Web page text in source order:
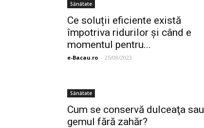
Sănătate
Ce soluții eficiente există
împotriva ridurilor și când e
momentul pentru...
e-Bacau.ro - 25/08/2023
Sănătate
Cum se conservă dulceaţa sau
gemul fără zahăr?